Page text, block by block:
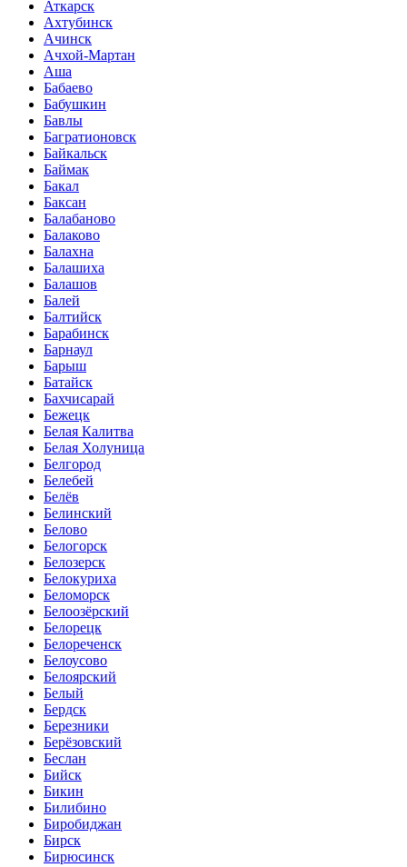
Аткарск
Ахтубинск
Ачинск
Ачхой-Мартан
Аша
Бабаево
Бабушкин
Бавлы
Багратионовск
Байкальск
Баймак
Бакал
Баксан
Балабаново
Балаково
Балахна
Балашиха
Балашов
Балей
Балтийск
Барабинск
Барнаул
Барыш
Батайск
Бахчисарай
Бежецк
Белая Калитва
Белая Холуница
Белгород
Белебей
Белёв
Белинский
Белово
Белогорск
Белозерск
Белокуриха
Беломорск
Белоозёрский
Белорецк
Белореченск
Белоусово
Белоярский
Белый
Бердск
Березники
Берёзовский
Беслан
Бийск
Бикин
Билибино
Биробиджан
Бирск
Бирюсинск